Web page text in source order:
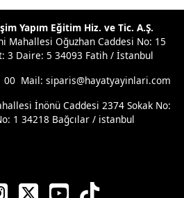
Yapım Eğitim Hiz. ve Tic. A.Ş.
Mahallesi Oğuzhan Caddesi No: 15
3 Daire: 5 34093 Fatih / İstanbul
00 Mail: siparis@hayatyayinlari.com
İnönü Caddesi 2374 Sokak No:
1 34218 Bağcılar / istanbul